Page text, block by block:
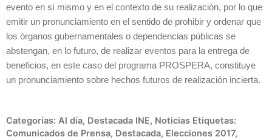
evento en sí mismo y en el contexto de su realización, por lo que
emitir un pronunciamiento en el sentido de prohibir y ordenar que
los órganos gubernamentales o dependencias públicas se
abstengan, en lo futuro, de realizar eventos para la entrega de
beneficios, en este caso del programa PROSPERA, constituye
un pronunciamiento sobre hechos futuros de realización incierta.
Categorías: Al día, Destacada INE, Noticias Etiquetas:
Comunicados de Prensa, Destacada, Elecciones 2017,